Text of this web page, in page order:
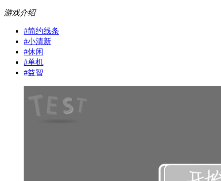
游戏介绍
#简约线条
#小清新
#休闲
#单机
#益智